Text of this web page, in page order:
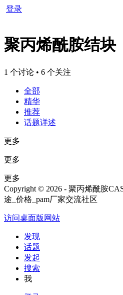
登录
聚丙烯酰胺结块
1 个讨论 • 6 个关注
全部
精华
推荐
话题详述
更多
更多
更多
Copyright © 2026 - 聚丙烯酰胺
途_价格_pam厂家交流社区
访问桌面版网站
发现
话题
发起
搜索
我